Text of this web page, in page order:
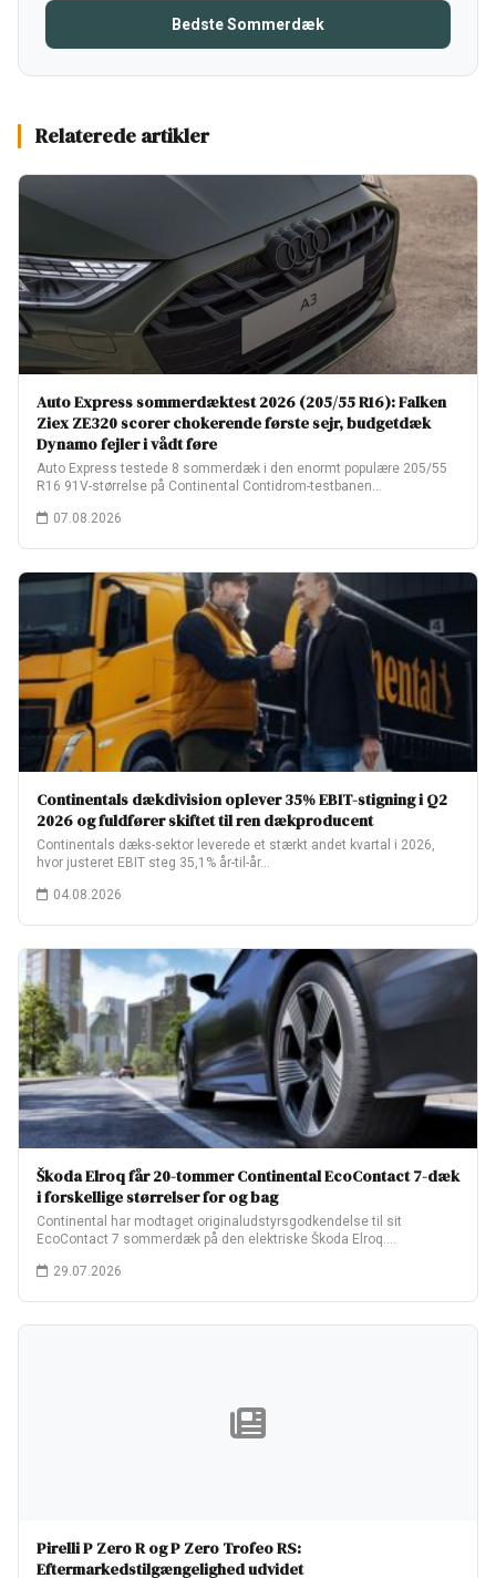
Bedste Sommerdæk
Relaterede artikler
Auto Express sommerdæktest 2026 (205/55 R16): Falken
Ziex ZE320 scorer chokerende første sejr, budgetdæk
Dynamo fejler i vådt føre
Auto Express testede 8 sommerdæk i den enormt populære 205/55
R16 91V-størrelse på Continental Contidrom-testbanen…
07.08.2026
Continentals dækdivision oplever 35% EBIT-stigning i Q2
2026 og fuldfører skiftet til ren dækproducent
Continentals dæks-sektor leverede et stærkt andet kvartal i 2026,
hvor justeret EBIT steg 35,1% år-til-år…
04.08.2026
Škoda Elroq får 20-tommer Continental EcoContact 7-dæk
i forskellige størrelser for og bag
Continental har modtaget originaludstyrsgodkendelse til sit
EcoContact 7 sommerdæk på den elektriske Škoda Elroq.
29.07.2026
Pirelli P Zero R og P Zero Trofeo RS:
Eftermarkedstilgængelighed udvidet